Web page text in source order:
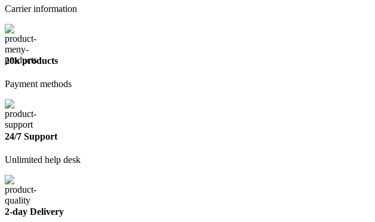
Carrier information
20k products
Payment methods
24/7 Support
Unlimited help desk
2-day Delivery